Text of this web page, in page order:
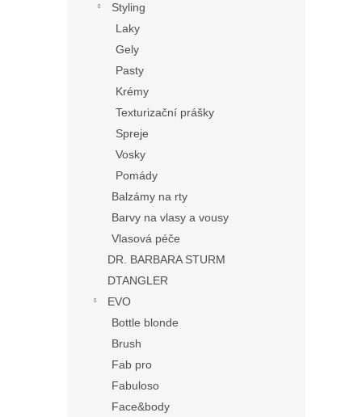
Styling
Laky
Gely
Pasty
Krémy
Texturizační prášky
Spreje
Vosky
Pomády
Balzámy na rty
Barvy na vlasy a vousy
Vlasová péče
DR. BARBARA STURM
DTANGLER
EVO
Bottle blonde
Brush
Fab pro
Fabuloso
Face&body